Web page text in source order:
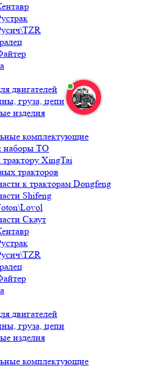
двигателей
груза, цепи
изделия
комплектующие
наборы ТО
трактору XingTai
тракторов
к тракторам Dongfeng
Shifeng
Скаут
двигателей
груза, цепи
изделия
комплектующие